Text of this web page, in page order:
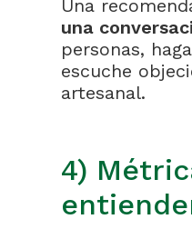
Una
una
personas,
escuche
artesanal.
4)